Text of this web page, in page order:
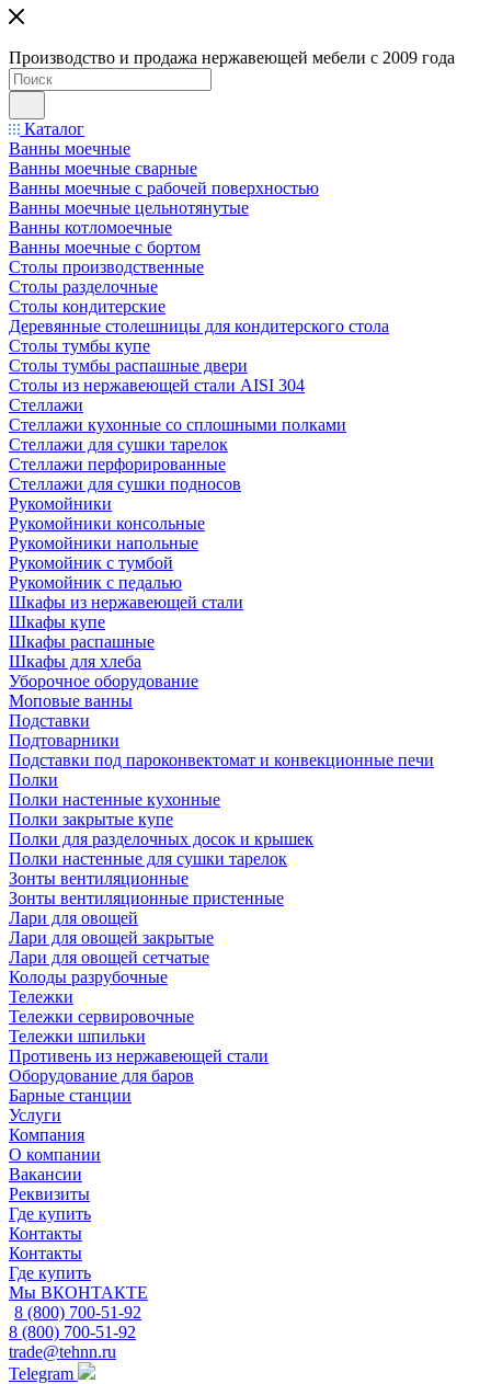
Производство и продажа нержавеющей мебели с 2009 года
Каталог
Ванны моечные
Ванны моечные сварные
Ванны моечные с рабочей поверхностью
Ванны моечные цельнотянутые
Ванны котломоечные
Ванны моечные с бортом
Столы производственные
Столы разделочные
Столы кондитерские
Деревянные столешницы для кондитерского стола
Столы тумбы купе
Столы тумбы распашные двери
Столы из нержавеющей стали AISI 304
Стеллажи
Стеллажи кухонные со сплошными полками
Стеллажи для сушки тарелок
Стеллажи перфорированные
Стеллажи для сушки подносов
Рукомойники
Рукомойники консольные
Рукомойники напольные
Рукомойник с тумбой
Рукомойник с педалью
Шкафы из нержавеющей стали
Шкафы купе
Шкафы распашные
Шкафы для хлеба
Уборочное оборудование
Моповые ванны
Подставки
Подтоварники
Подставки под пароконвектомат и конвекционные печи
Полки
Полки настенные кухонные
Полки закрытые купе
Полки для разделочных досок и крышек
Полки настенные для сушки тарелок
Зонты вентиляционные
Зонты вентиляционные пристенные
Лари для овощей
Лари для овощей закрытые
Лари для овощей сетчатые
Колоды разрубочные
Тележки
Тележки сервировочные
Тележки шпильки
Противень из нержавеющей стали
Оборудование для баров
Барные станции
Услуги
Компания
О компании
Вакансии
Реквизиты
Где купить
Контакты
Контакты
Где купить
Мы ВКОНТАКТЕ
8 (800) 700-51-92
8 (800) 700-51-92
trade@tehnn.ru
Telegram